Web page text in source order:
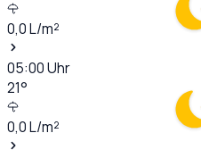
0,0L/m²
05:00Uhr
21°
0,0L/m²